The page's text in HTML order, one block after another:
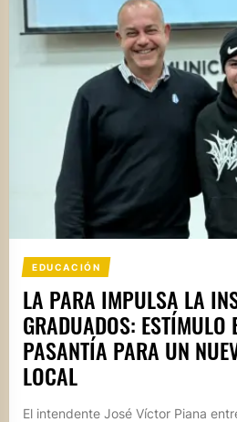
EDUCACIÓN
LA PARA IMPULSA LA
GRADUADOS: ESTÍMULO
PASANTÍA PARA UN
LOCAL
El intendente José Víctor Piana